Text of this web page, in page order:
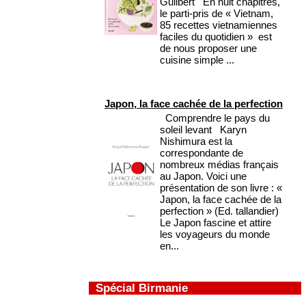
le parti-pris de « Vietnam,
85 recettes vietnamiennes
faciles du quotidien » est
de nous proposer une
cuisine simple ...
Japon, la face cachée de la perfection
Comprendre le pays du
soleil levant Karyn
Nishimura est la
correspondante de
nombreux médias français
au Japon. Voici une
présentation de son livre : «
Japon, la face cachée de la
perfection » (Ed. tallandier)
Le Japon fascine et attire
les voyageurs du monde
en...
Spécial Birmanie